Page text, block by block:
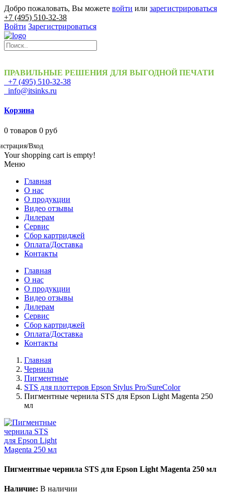
Добро пожаловать, Вы можете войти или зарегистрироваться
+7 (495) 510-32-38
Войти Зарегистрироваться
ПРАВИЛЬНЫЕ РЕШЕНИЯ ДЛЯ ВЫГОДНОЙ ПЕЧАТИ
+7 (495) 510-32-38
info@itsinks.ru
Корзина
0 товаров 0 руб
Вход
Your shopping cart is empty!
Меню
Главная
О нас
О продукции
Видео отзывы
Дилерам
Сервис
Сбор картриджей
Оплата/Доставка
Контакты
Главная
О нас
О продукции
Видео отзывы
Дилерам
Сервис
Сбор картриджей
Оплата/Доставка
Контакты
Главная
Чернила
Пигментные
STS для плоттеров Epson Stylus Pro/SureColor
Пигментные чернила STS для Epson Light Magenta 250
мл
Пигментные чернила STS для Epson Light Magenta 250 мл
Наличие: В наличии